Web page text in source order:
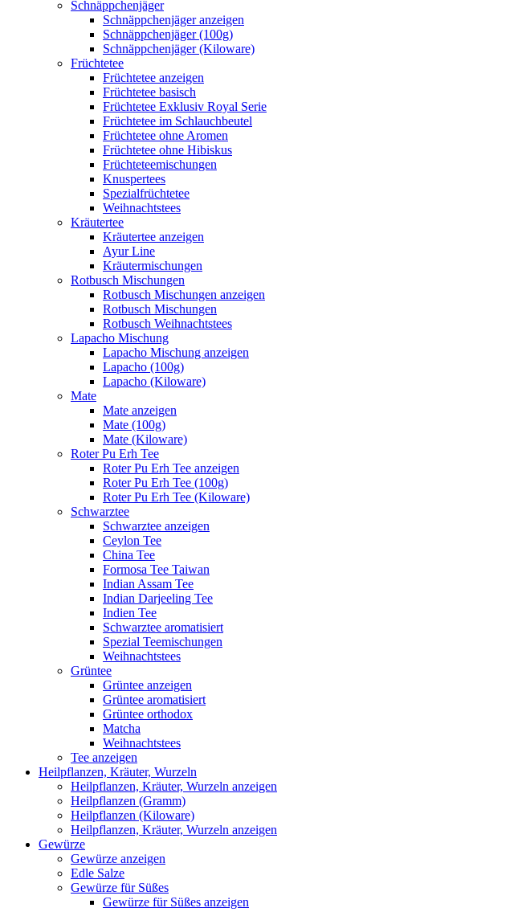
Schnäppchenjäger
Schnäppchenjäger anzeigen
Schnäppchenjäger (100g)
Schnäppchenjäger (Kiloware)
Früchtetee
Früchtetee anzeigen
Früchtetee basisch
Früchtetee Exklusiv Royal Serie
Früchtetee im Schlauchbeutel
Früchtetee ohne Aromen
Früchtetee ohne Hibiskus
Früchteteemischungen
Knuspertees
Spezialfrüchtetee
Weihnachtstees
Kräutertee
Kräutertee anzeigen
Ayur Line
Kräutermischungen
Rotbusch Mischungen
Rotbusch Mischungen anzeigen
Rotbusch Mischungen
Rotbusch Weihnachtstees
Lapacho Mischung
Lapacho Mischung anzeigen
Lapacho (100g)
Lapacho (Kiloware)
Mate
Mate anzeigen
Mate (100g)
Mate (Kiloware)
Roter Pu Erh Tee
Roter Pu Erh Tee anzeigen
Roter Pu Erh Tee (100g)
Roter Pu Erh Tee (Kiloware)
Schwarztee
Schwarztee anzeigen
Ceylon Tee
China Tee
Formosa Tee Taiwan
Indian Assam Tee
Indian Darjeeling Tee
Indien Tee
Schwarztee aromatisiert
Spezial Teemischungen
Weihnachtstees
Grüntee
Grüntee anzeigen
Grüntee aromatisiert
Grüntee orthodox
Matcha
Weihnachtstees
Tee anzeigen
Heilpflanzen, Kräuter, Wurzeln
Heilpflanzen, Kräuter, Wurzeln anzeigen
Heilpflanzen (Gramm)
Heilpflanzen (Kiloware)
Heilpflanzen, Kräuter, Wurzeln anzeigen
Gewürze
Gewürze anzeigen
Edle Salze
Gewürze für Süßes
Gewürze für Süßes anzeigen